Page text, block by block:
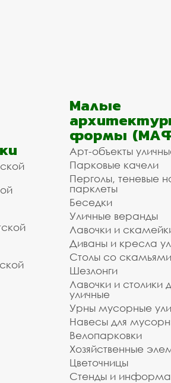
Малые
формы
Арт-объекты
Парковые качели
Перголы, теневые
парклеты
Беседки
Уличные веранды
Лавочки и
Диваны и кресла
Столы со скамьями
Шезлонги
Лавочки и столики
уличные
Урны мусорные
Навесы для
Велопарковки
Хозяйственные
Цветочницы
Стенды и